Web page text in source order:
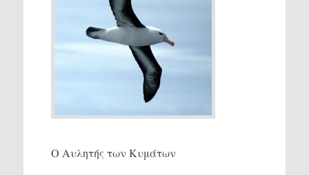
Ο Αυλητής των Κυμάτων